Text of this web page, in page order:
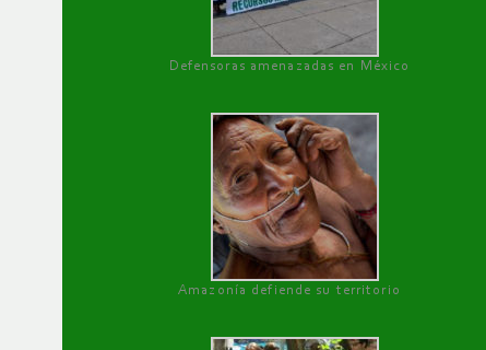
Defensoras amenazadas en México
Amazonía defiende su territorio